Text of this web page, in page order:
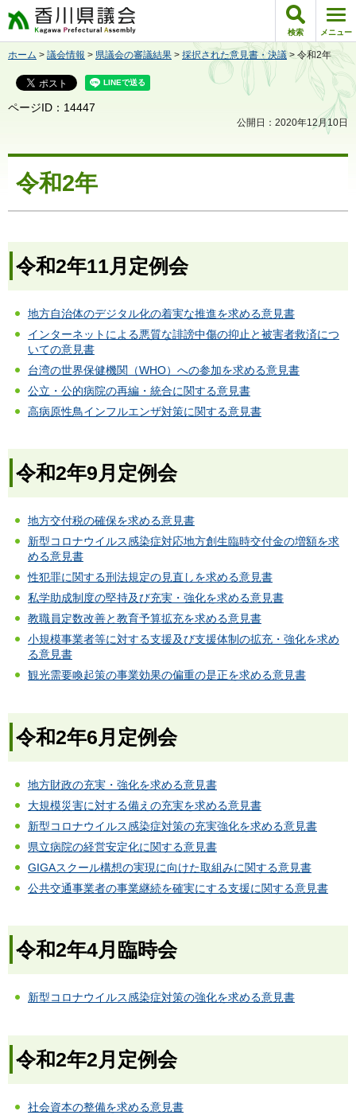
香川県議会 検索 メニュー
ホーム > 議会情報 > 県議会の審議結果 > 採択された意見書・決議 > 令和2年
ページID：14447
公開日：2020年12月10日
令和2年
令和2年11月定例会
地方自治体のデジタル化の着実な推進を求める意見書
インターネットによる悪質な誹謗中傷の抑止と被害者救済につ
いての意見書
台湾の世界保健機関（WHO）への参加を求める意見書
公立・公的病院の再編・統合に関する意見書
高病原性鳥インフルエンザ対策に関する意見書
令和2年9月定例会
地方交付税の確保を求める意見書
新型コロナウイルス感染症対応地方創生臨時交付金の増額を求
める意見書
性犯罪に関する刑法規定の見直しを求める意見書
私学助成制度の堅持及び充実・強化を求める意見書
教職員定数改善と教育予算拡充を求める意見書
小規模事業者等に対する支援及び支援体制の拡充・強化を求め
る意見書
観光需要喚起策の事業効果の偏重の是正を求める意見書
令和2年6月定例会
地方財政の充実・強化を求める意見書
大規模災害に対する備えの充実を求める意見書
新型コロナウイルス感染症対策の充実強化を求める意見書
県立病院の経営安定化に関する意見書
GIGAスクール構想の実現に向けた取組みに関する意見書
公共交通事業者の事業継続を確実にする支援に関する意見書
令和2年4月臨時会
新型コロナウイルス感染症対策の強化を求める意見書
令和2年2月定例会
社会資本の整備を求める意見書